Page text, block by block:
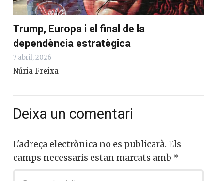
Trump, Europa i el final de la
dependència estratègica
7 abril, 2026
Núria Freixa
Deixa un comentari
L'adreça electrònica no es publicarà. Els
camps necessaris estan marcats amb *